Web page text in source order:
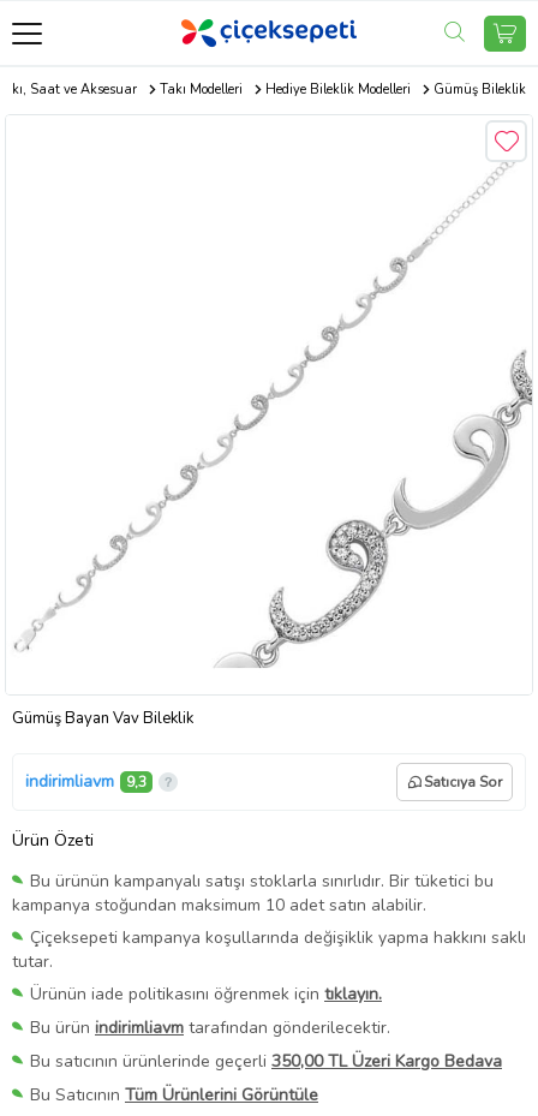
Saat ve Aksesuar Takı Modelleri Hediye Bileklik Modelleri Gümüş Bileklik
Gümüş Bayan Vav Bileklik
indirimliavm 9,3 Satıcıya Sor
Ürün Özeti
Bu ürünün kampanyalı satışı stoklarla sınırlıdır. Bir tüketici bu
kampanya stoğundan maksimum 10 adet satın alabilir.
Çiçeksepeti kampanya koşullarında değişiklik yapma hakkını saklı
tutar.
Ürünün iade politikasını öğrenmek için tıklayın.
Bu ürün indirimliavm tarafından gönderilecektir.
Bu satıcının ürünlerinde geçerli 350,00 TL Üzeri Kargo Bedava
Bu Satıcının Tüm Ürünlerini Görüntüle